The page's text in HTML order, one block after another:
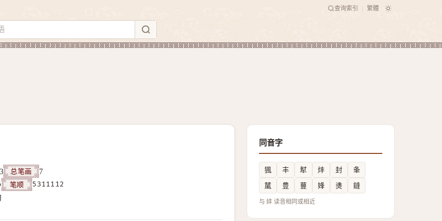
查询索引 繁體
3 总笔画
7
笔顺
5311112
同音字
猦 丰 犎 炐 封
夆
檒
豊 蘴 㛔 㷭 鏠
与 妦 读音相同或相近